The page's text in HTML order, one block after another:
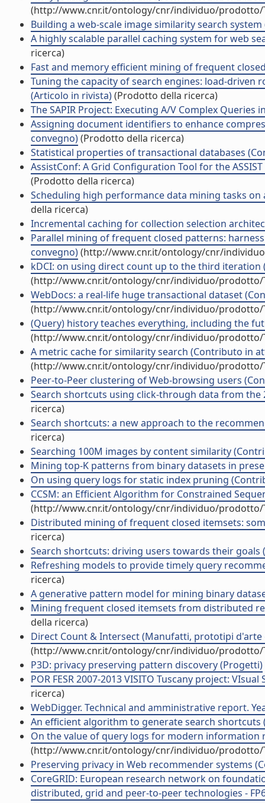
(http://www.cnr.it/ontology/cnr/individuo/prodotto/
Building a web-scale image similarity search
A highly scalable parallel caching system for web
ricerca)
Fast and memory efficient mining of frequent
Tuning the capacity of search engines: load-
(Articolo in rivista)(Prodotto della ricerca)
The SAPIR Project: Executing A/V Complex
Assigning document identifiers to enhance
convegno)(Prodotto della ricerca)
Statistical properties of transactional databases
AssistConf: A Grid Configuration Tool for the
(Prodotto della ricerca)
Scheduling high performance data mining tasks
della ricerca)
Incremental caching for collection selection
Parallel mining of frequent closed patterns:
convegno)(http://www.cnr.it/ontology/cnr/
kDCI: on using direct count up to the third
(http://www.cnr.it/ontology/cnr/individuo/prodotto/
WebDocs: a real-life huge transactional dataset
(http://www.cnr.it/ontology/cnr/individuo/prodotto/
(Query) history teaches everything, including the
(http://www.cnr.it/ontology/cnr/individuo/prodotto/
A metric cache for similarity search (Contributo in
(http://www.cnr.it/ontology/cnr/individuo/prodotto/
Peer-to-Peer clustering of Web-browsing users
Search shortcuts using click-through data from the
ricerca)
Search shortcuts: a new approach to the
ricerca)
Searching 100M images by content similarity
Mining top-K patterns from binary datasets in
On using query logs for static index pruning
CCSM: an Efficient Algorithm for Constrained
(http://www.cnr.it/ontology/cnr/individuo/prodotto/
Distributed mining of frequent closed itemsets:
ricerca)
Search shortcuts: driving users towards their
Refreshing models to provide timely query
ricerca)
A generative pattern model for mining binary
Mining frequent closed itemsets from distributed
della ricerca)
Direct Count & Intersect (Manufatti, prototipi
(http://www.cnr.it/ontology/cnr/individuo/prodotto/
P3D: privacy preserving pattern discovery (Progetti)
POR FESR 2007-2013 VISITO Tuscany project:
ricerca)
WebDigger. Technical and amministrative report.
An efficient algorithm to generate search
On the value of query logs for modern
(http://www.cnr.it/ontology/cnr/individuo/prodotto/
Preserving privacy in Web recommender systems
CoreGRID: European research network on
distributed, grid and peer-to-peer technologies -